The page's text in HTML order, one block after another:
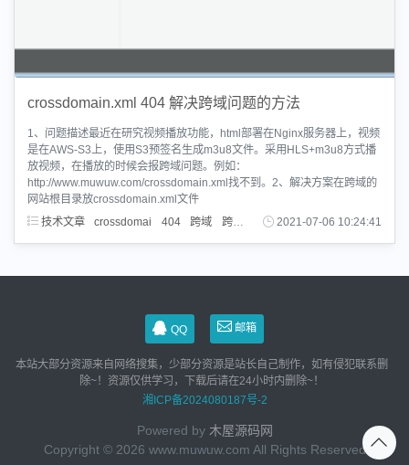
crossdomain.xml 404 解决跨域问题的方法
1、问题描述最近在研究视频播放功能，html部署在Nginx服务器上，视频
是在AWS-S3上，使用S3预签名生成m3u8文件。采用HLS+m3u8方式播
放视频，在播放的时候会报跨域问题。例如：
http://www.muwuw.com/crossdomain.xml找不到。2、解决方案在跨域的
网站根目录放crossdomain.xml文件
技术文章
crossdomai 404 跨域 跨域问题 2021-07-06 10:24:41
QQ 邮箱
本站大部分资源来自网络搜集，少部分资源是站长自己制作，如有侵犯联系删
除~！资源仅供学习，下载后请在24小时内删除~！
湘ICP备2024080187号-2
Powered by 木屋源码网
Copyright © 2026 www.muwuw.com All Rights Reserved